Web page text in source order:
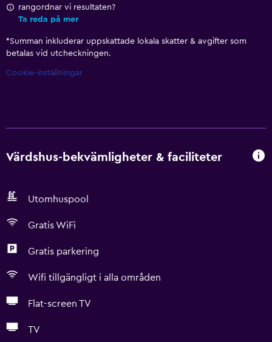
rangordnar vi resultaten?
Ta reda på mer
*Summan inkluderar uppskattade lokala skatter & avgifter som
betalas vid utcheckningen.
Cookie-inställningar
Värdshus-bekvämligheter & faciliteter
Utomhuspool
Gratis WiFi
Gratis parkering
Wifi tillgängligt i alla områden
Flat-screen TV
TV